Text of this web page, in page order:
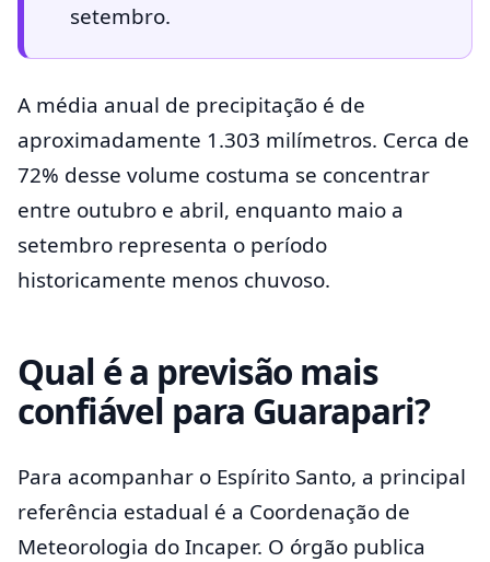
setembro.
A média anual de precipitação é de
aproximadamente 1.303 milímetros. Cerca de
72% desse volume costuma se concentrar
entre outubro e abril, enquanto maio a
setembro representa o período
historicamente menos chuvoso.
Qual é a previsão mais
confiável para Guarapari?
Para acompanhar o Espírito Santo, a principal
referência estadual é a Coordenação de
Meteorologia do Incaper. O órgão publica